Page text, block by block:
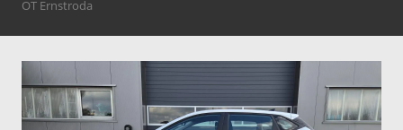
OT Ernstroda